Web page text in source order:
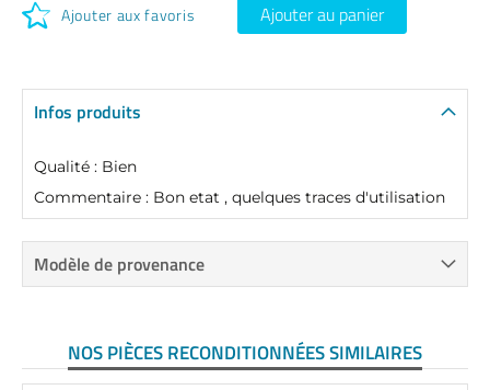
Ajouter aux favoris Ajouter au panier
Infos produits
Qualité : Bien
Commentaire : Bon etat , quelques traces d'utilisation
Modèle de provenance
NOS PIÈCES RECONDITIONNÉES SIMILAIRES